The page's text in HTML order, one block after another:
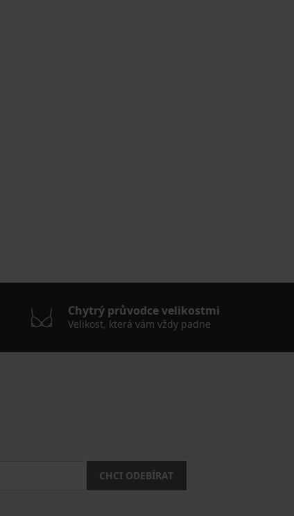
Chytrý průvodce velikostmi
Velikost, která vám vždy padne
CHCI ODEBÍRAT